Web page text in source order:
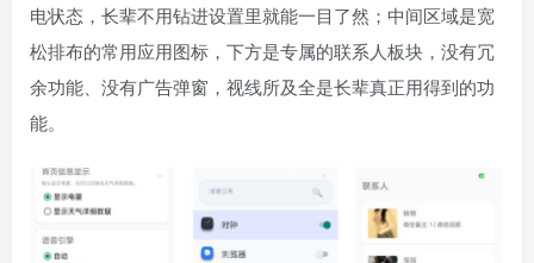
电状态，长辈不用钻进设置里就能一目了然；中间区域是宽
松排布的常用应用图标，下方是专属的联系人板块，没有冗
余功能、没有广告弹窗，视线所及全是长辈真正用得到的功
能。